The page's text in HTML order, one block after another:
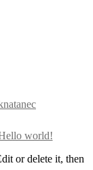
world!
or delete it, then